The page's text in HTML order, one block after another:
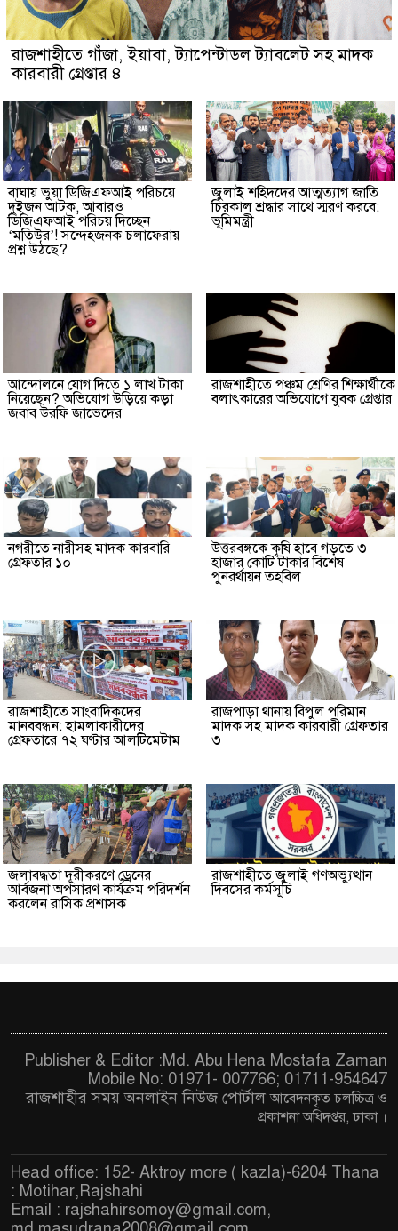
রাজশাহীতে গাঁজা, ইয়াবা, ট্যাপেন্টাডল ট্যাবলেট সহ মাদক
কারবারী গ্রেপ্তার ৪
বাঘায় ভুয়া ডিজিএফআই পরিচয়ে
দুইজন আটক, আবারও
ডিজিএফআই পরিচয় দিচ্ছেন
‘মতিউর’! সন্দেহজনক চলাফেরায়
প্রশ্ন উঠছে?
জুলাই শহিদদের আত্মত্যাগ জাতি
চিরকাল শ্রদ্ধার সাথে স্মরণ করবে:
ভূমিমন্ত্রী
আন্দোলনে যোগ দিতে ১ লাখ টাকা
নিয়েছেন? অভিযোগ উড়িয়ে কড়া
জবাব উরফি জাভেদের
রাজশাহীতে পঞ্চম শ্রেণির শিক্ষার্থীকে
বলাৎকারের অভিযোগে যুবক গ্রেপ্তার
নগরীতে নারীসহ মাদক কারবারি
গ্রেফতার ১০
উত্তরবঙ্গকে কৃষি হাবে গড়তে ৩
হাজার কোটি টাকার বিশেষ
পুনরর্থায়ন তহবিল
রাজশাহীতে সাংবাদিকদের
মানববন্ধন: হামলাকারীদের
গ্রেফতারে ৭২ ঘণ্টার আলটিমেটাম
রাজপাড়া থানায় বিপুল পরিমান
মাদক সহ মাদক কারবারী গ্রেফতার
৩
জলাবদ্ধতা দূরীকরণে ড্রেনের
আর্বজনা অপসারণ কার্যক্রম পরিদর্শন
করলেন রাসিক প্রশাসক
রাজশাহীতে জুলাই গণঅভ্যুত্থান
দিবসের কর্মসূচি
Publisher & Editor :Md. Abu Hena Mostafa Zaman
Mobile No: 01971- 007766; 01711-954647
রাজশাহীর সময় অনলাইন নিউজ পোর্টালআবেদনকৃত চলচ্চিত্র ও
প্রকাশনা অধিদপ্তর, ঢাকা ।
Head office: 152- Aktroy more ( kazla)-6204 Thana
: Motihar,Rajshahi
Email : rajshahirsomoy@gmail.com,